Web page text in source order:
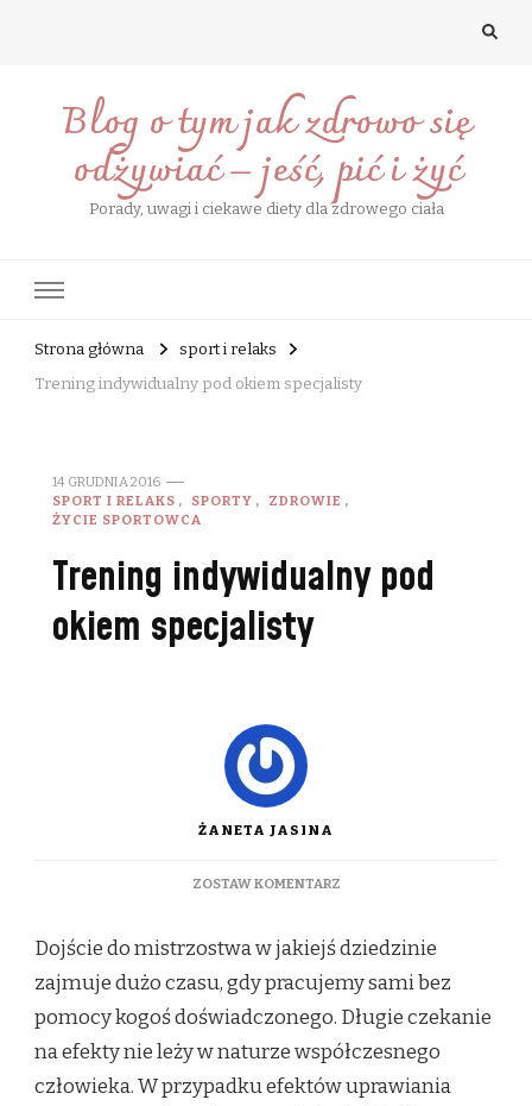
Blog o tym jak zdrowo się
odżywiać – jeść, pić i żyć
Porady, uwagi i ciekawe diety dla zdrowego ciała
Strona główna
sport i relaks
Trening indywidualny pod okiem specjalisty
14 GRUDNIA 2016
SPORT I RELAKS
SPORTY
ZDROWIE
ŻYCIE SPORTOWCA
Trening indywidualny pod
okiem specjalisty
ŻANETA JASINA
ZOSTAW KOMENTARZDO
POD
SPECJALISTY
Dojście do mistrzostwa w jakiejś dziedzinie
zajmuje dużo czasu, gdy pracujemy sami bez
pomocy kogoś doświadczonego. Długie czekanie
na efekty nie leży w naturze współczesnego
człowieka. W przypadku efektów uprawiania